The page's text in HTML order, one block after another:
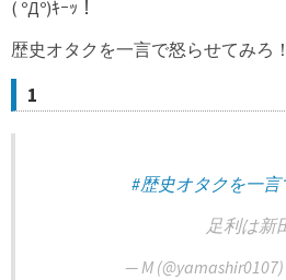
( ºДº)ｷｰｯ！
歴史オタクを一言で怒らせてみろ
1
#歴史オタクを一
足利は新
— M (@yamashir0107)